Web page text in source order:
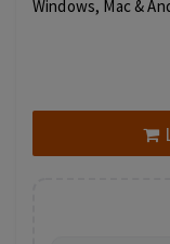
Windows, Mac &